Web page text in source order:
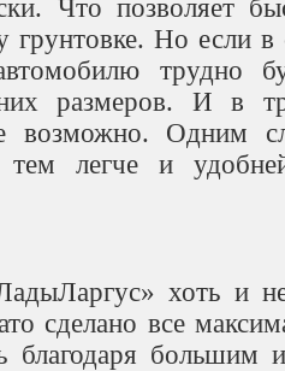
Что позволяет
грунтовке. Но если в
трудно
размеров. И в
возможно. Одним
тем легче и
хоть и
сделано все
благодаря большим